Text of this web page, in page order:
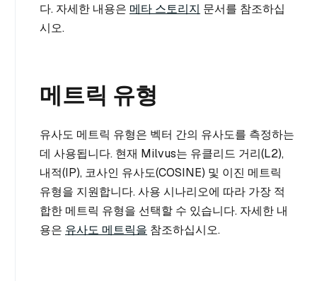
다. 자세한 내용은 메타 스토리지 문서를 참조하십
시오.
메트릭 유형
유사도 메트릭 유형은 벡터 간의 유사도를 측정하는
데 사용됩니다. 현재 Milvus는 유클리드 거리(L2),
내적(IP), 코사인 유사도(COSINE) 및 이진 메트릭
유형을 지원합니다. 사용 시나리오에 따라 가장 적
합한 메트릭 유형을 선택할 수 있습니다. 자세한 내
용은 유사도 메트릭을 참조하십시오.